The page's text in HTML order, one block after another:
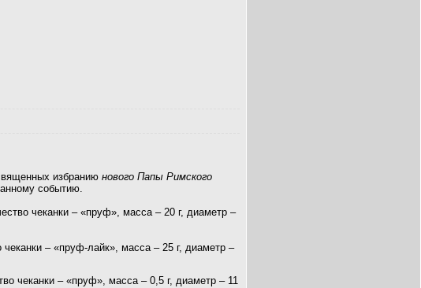
избранию нового Папы Римского
событию.
чеканки – «пруф», масса – 20 г, диаметр –
– «пруф-лайк», масса – 25 г, диаметр –
чеканки – «пруф», масса – 0,5 г, диаметр – 11